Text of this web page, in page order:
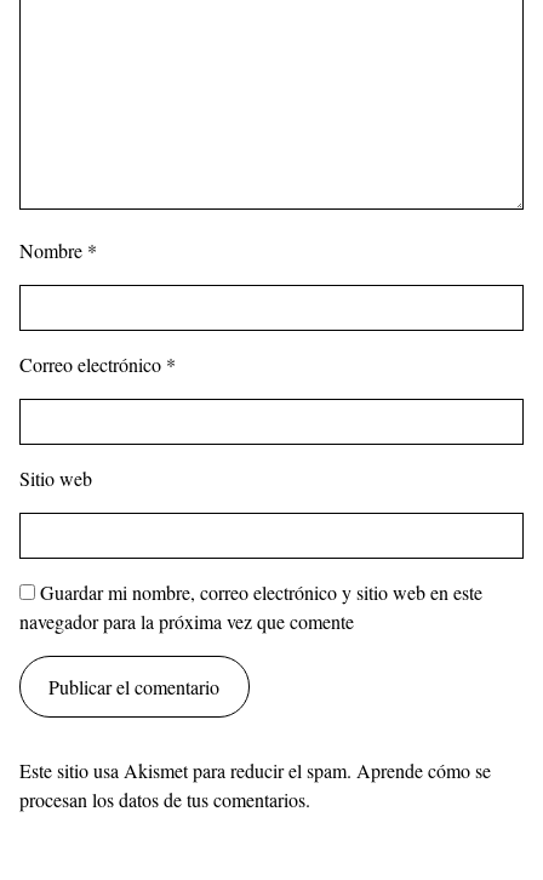
Nombre *
Correo electrónico *
Sitio web
Guardar mi nombre, correo electrónico y sitio web en este
navegador para la próxima vez que comente
Este sitio usa Akismet para reducir el spam. Aprende cómo se
procesan los datos de tus comentarios.